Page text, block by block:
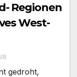
Regionen
West-
gedroht,